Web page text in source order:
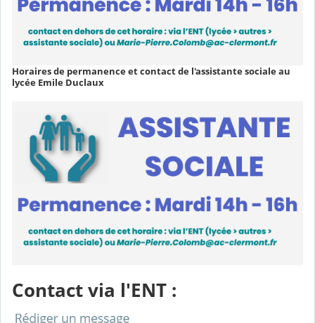
Horaires de permanence et contact de l'assistante sociale au
lycée Emile Duclaux
Contact via l'ENT :